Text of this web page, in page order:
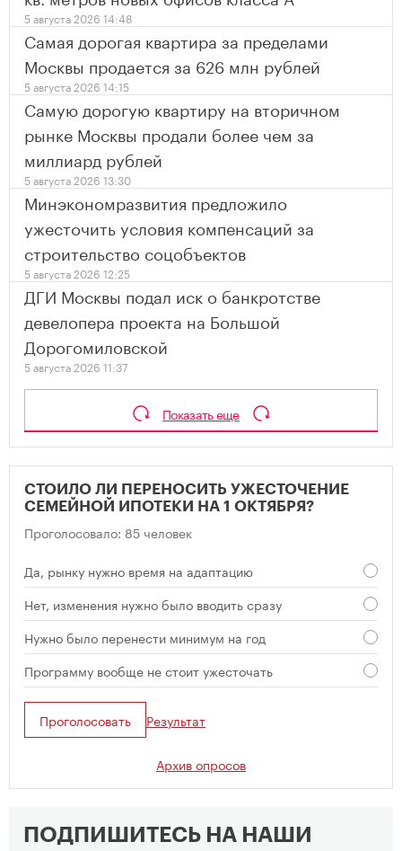
5 августа 2026 14:48
Самая дорогая квартира за пределами
Москвы продается за 626 млн рублей
5 августа 2026 14:15
Самую дорогую квартиру на вторичном
рынке Москвы продали более чем за
миллиард рублей
5 августа 2026 13:30
Минэкономразвития предложило
ужесточить условия компенсаций за
строительство соцобъектов
5 августа 2026 12:25
ДГИ Москвы подал иск о банкротстве
девелопера проекта на Большой
Дорогомиловской
5 августа 2026 11:37
Показать еще
СТОИЛО ЛИ ПЕРЕНОСИТЬ УЖЕСТОЧЕНИЕ
СЕМЕЙНОЙ ИПОТЕКИ НА 1 ОКТЯБРЯ?
Проголосовало: 85 человек
Да, рынку нужно время на адаптацию
Нет, изменения нужно было вводить сразу
Нужно было перенести минимум на год
Программу вообще не стоит ужесточать
Проголосовать Результат
Архив опросов
ПОДПИШИТЕСЬ НА НАШИ